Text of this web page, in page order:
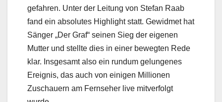
gefahren. Unter der Leitung von Stefan Raab
fand ein absolutes Highlight statt. Gewidmet hat
Sänger „Der Graf“ seinen Sieg der eigenen
Mutter und stellte dies in einer bewegten Rede
klar. Insgesamt also ein rundum gelungenes
Ereignis, das auch von einigen Millionen
Zuschauern am Fernseher live mitverfolgt